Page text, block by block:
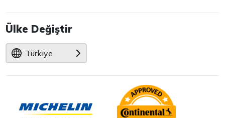
Ülke Değiştir
Türkiye